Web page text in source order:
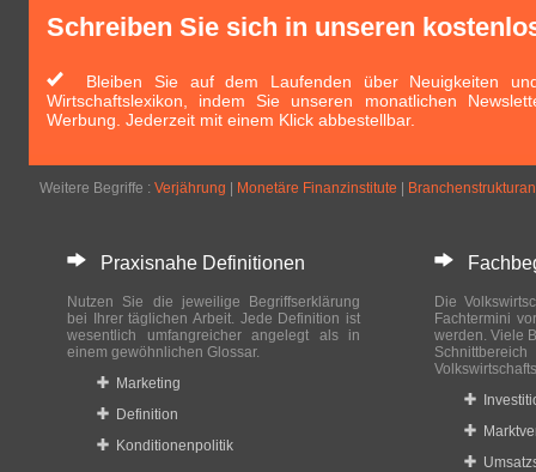
Schreiben Sie sich in unseren
Bleiben Sie auf dem Laufenden über Neuigkeiten
Wirtschaftslexikon, indem Sie unseren monatlichen
Werbung. Jederzeit mit einem Klick abbestellbar.
Weitere Begriffe : Verjährung Monetäre Finanzinstitute
Praxisnahe Definitionen
Nutzen Sie die jeweilige Begriffserklärung
bei Ihrer täglichen Arbeit. Jede Definition ist
wesentlich umfangreicher angelegt als in
einem gewöhnlichen Glossar.
Marketing
Definition
Konditionenpolitik
Die
Fachtermini
werden. Viele